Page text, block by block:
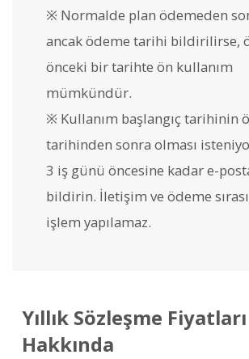
※ Normalde plan ödemeden
ancak ödeme tarihi bildirilirse,
önceki bir tarihte ön kullanım
mümkündür.
※ Kullanım başlangıç tarihinin
tarihinden sonra olması
3 iş günü öncesine kadar e-
bildirin. İletişim ve ödeme sırası
işlem yapılamaz.
Yıllık Sözleşme Fiyatları
Hakkında